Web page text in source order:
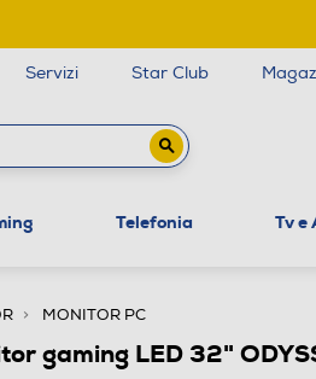
Servizi Star Club
Telefonia Tv e
MONITOR PC
gaming LED 32"